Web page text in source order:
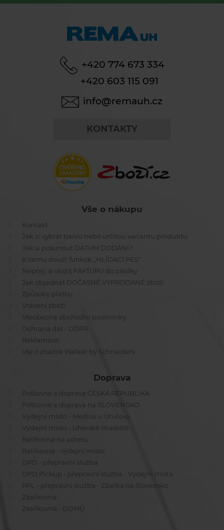
+420 774 673 334
+420 603 115 091
info@remauh.cz
KONTAKTY
Vše o nákupu
Kontakt
Jak si vybrat barvu nebo určitou variantu produktu
Jak si posunout DATUM DODÁNÍ?
K čemu slouží funkce ,,HLÍDACÍ PES"
Nepřeji si vložit FAKTURU do zásilky
Jak objednat DOČASNĚ VYPRODANÉ zboží
Způsoby platby
Vrácení zboží
Všeobecné obchodní podmínky
Ochrana dat - GDPR
Reklamace
Vše o značce Walker by Schneiders
Doprava
Poštovné a doprava ČESKÁ REPUBLIKA
Poštovné a doprava na SLOVENSKO
Výdejní místo - Medlov u Uničova
Výdejní místo - Uherské Hradiště
Balíkovna na adresu
Balíkovna - výdejní místo
DPD - přepravní služba
DPD Pickup - přepravní služba - Výdejní místa
PPL - přepravní služba - Zásilka na Slovensko
Zásilkovna
Zásilkovna - DOMŮ